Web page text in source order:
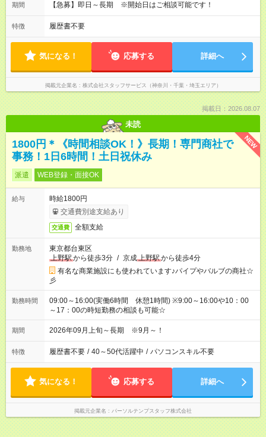
期間 【急募】即日～長期 ※開始日はご相談可能です！
特徴 履歴書不要
気になる！ 応募する 詳細へ
掲載元企業名 株式会社スタッフサービス（神奈川・千葉・埼玉エリア）
掲載日：2026.08.07
未読
NEW
1800円＊《時間相談OK！》長期！専門商社で
事務！1日6時間！土日祝休み
派遣 WEB登録・面接OK
給与
時給1800円
交通費別途支給あり
交通費 全額支給
勤務地
東京都台東区
上野駅から徒歩3分 / 京成上野駅から徒歩4分
有名な商業施設にも使われています♪パイプやバルブの商社☆
彡
勤務時間
09:00～16:00(実働6時間 休憩1時間) ※9:00～16:00や10：00
～17：00の時短勤務の相談も可能☆
期間 2026年09月上旬～長期 ※9月～！
特徴 履歴書不要 / 40～50代活躍中 / パソコンスキル不要
気になる！ 応募する 詳細へ
掲載元企業名 パーソルテンプスタッフ株式会社